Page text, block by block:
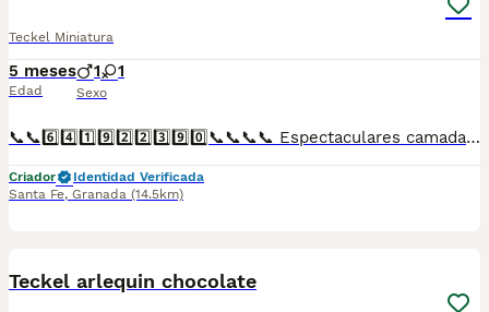
Teckel Miniatura
5 meses
Edad
1 1
Sexo
📞📞6️⃣4️⃣1️⃣9️⃣2️⃣2️⃣3️⃣9️⃣0️⃣📞📞📞📞 Espectaculares camadas de perritos de Teckel miniatura descendientes de las mejores líneas de sangre. Disponibles tanto hembras como machos. Las camadas están bajo supervisión veterinaria desde su nacimiento hasta que son entregadas a su nueva familia. Criados por un equipo de profesionales y mejores personas que, con más de 20 años de experiencia , cuidan a los animales por vocación, aplicando una cría ética y responsable para que cada cachorro se desarrolle con la mejor salud y con un buen temperamento. Todos los cachorritos se entregan con unos dos meses y medio de edad y sus vacunas correspondientes, desparasitados interna y externamente, con certificado de salud, y garantía tanto por enfermedad vírica como congénito genética. Posibilidad de entregar en toda España mediante transporte propio preparado para animales y con chofer privado. Los precios pueden variar según las características y morfología de cada cachorro. Añádenos al whats app o llámanos, y encantados atenderemos todas tus dudas y consultas. Teléfono / Whats app: 641 92 23 90
Criador
Identidad Verificada
Santa Fe, Granada (14.5km)
Teckel arlequin chocolate